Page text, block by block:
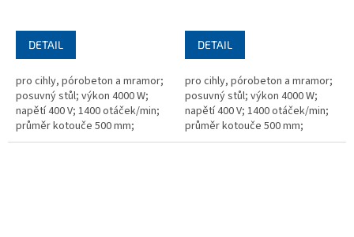
DETAIL
pro cihly, pórobeton a mramor;
posuvný stůl; výkon 4000 W;
napětí 400 V; 1400 otáček/min;
průměr kotouče 500 mm;
upínací otvor 25,4 mm;
DETAIL
pro cihly, pórobeton a mramor;
posuvný stůl; výkon 4000 W;
napětí 400 V; 1400 otáček/min;
průměr kotouče 500 mm;
upínací otvor 25,4 mm;